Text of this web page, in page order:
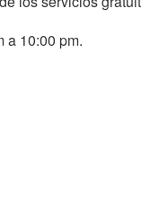
a 10:00 pm.